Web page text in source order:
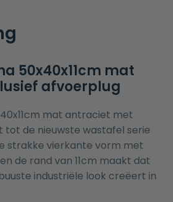
50x40x11cm mat
afvoerplug
mat antraciet met
de nieuwste wastafel serie
strakke vierkante vorm met
de rand van 11cm maakt dat
industriële look creëert in